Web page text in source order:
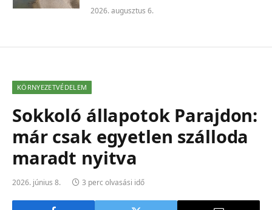
2026. augusztus 6.
KÖRNYEZETVÉDELEM
Sokkoló állapotok Parajdon:
már csak egyetlen szálloda
maradt nyitva
2026. június 8. 3 perc olvasási idő